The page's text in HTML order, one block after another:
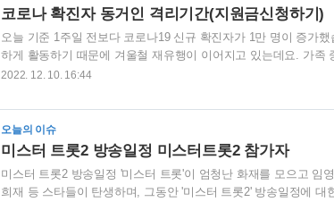
절반을 지나고 있습니..
코로나 확진자 동거인 격리기간(지원금신청하기)
오늘 기준 1주일 전보다 코로나19 신규 확진자가 1만 명이 증가
하게 활동하기 때문에 겨울철 재유행이 이어지고 있는데요. 가족
거인들은 어떻게 행동해야 하는지 코로나 확진자 동거인 격리기
니다. 코로나 확진자 동거인 격리기간과 행동요령에 대한 안내문
사를 받아야 합니다. 동거인은 재택 치료자의 검사일(검체 채취일
사 후 음성으로 확인될 때까지 자택에서 대기해야 합니다. 증상이..
2022. 12. 10. 16:44
오늘의 이슈
미스터 트롯2 방송일정 미스터트롯2 참가자
미스터 트롯2 방송일정 '미스터 트롯'이 엄청난 화재를 모으고 임
희재 등 스타들이 탄생하며, 그동안 '미스터 트롯2' 방송일정에